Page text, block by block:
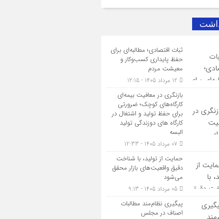
ثبات اقتصادی؛ مطالبه‌ای برای
حفظ پایداری کسب‌وکار و
معیشت مردم
بازنگری در معافیت بیمه‌ای
کارگاه‌های کوچک؛ ضرورتی
برای حفظ تولید و اشتغال در
کارگاه های دوزندگی تولید
البسه
حمایت از تولید، با شناخت
دقیق واقعیت‌های بازار محقق
می‌شود
پیگیری نظام‌مند مطالبات
اصناف در مجلس